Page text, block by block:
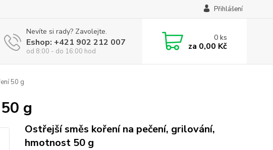
Přihlášení
Nevíte si rady? Zavolejte.
Eshop: +421 902 212 007
od 8:00 - do 16:00 hod
0ks
za 0,00 Kč
50 g
g
Ostřejší směs koření na pečení, grilování,
hmotnost 50 g